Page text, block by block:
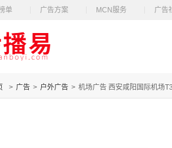
单 广告方案 MCN服务 广告
> 广告 > 户外广告 > 机场广告 西安咸阳国际机场